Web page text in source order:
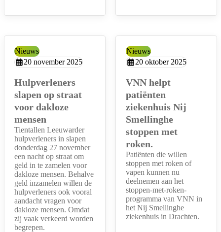
Hulpverleners
slapen op straat
voor dakloze
mensen
Type:
Nieuws
Aangemaakt op:
20 november 2025
Tientallen Leeuwarder
hulpverleners in slapen
donderdag 27 november
een nacht op straat om
geld in te zamelen voor
dakloze mensen. Behalve
geld inzamelen willen de
hulpverleners ook vooral
aandacht vragen voor
dakloze mensen. Omdat
zij vaak verkeerd worden
begrepen.
VNN helpt
patiënten
ziekenhuis Nij
Smellinghe
stoppen met
roken.
Type:
Nieuws
Aangemaakt op:
20 oktober 2025
Patiënten die willen
stoppen met roken of
vapen kunnen nu
deelnemen aan het
stoppen-met-roken-
programma van VNN in
het Nij Smellinghe
ziekenhuis in Drachten.